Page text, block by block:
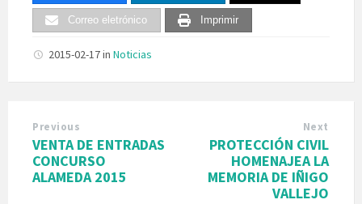
Correo eletrónico Imprimir
2015-02-17in Noticias
Previous
VENTA DE ENTRADAS
CONCURSO
ALAMEDA 2015
Next
PROTECCIÓN CIVIL
HOMENAJEA LA
MEMORIA DE IÑIGO
VALLEJO